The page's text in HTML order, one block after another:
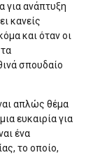
για ανάπτυξη
κανείς
και όταν οι
σπουδαίο
απλώς θέμα
ευκαιρία για
ένα
το οποίο,